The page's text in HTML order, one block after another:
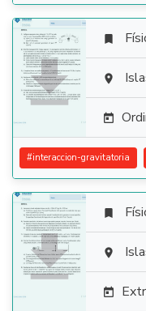




#interaccion-gravitatoria



